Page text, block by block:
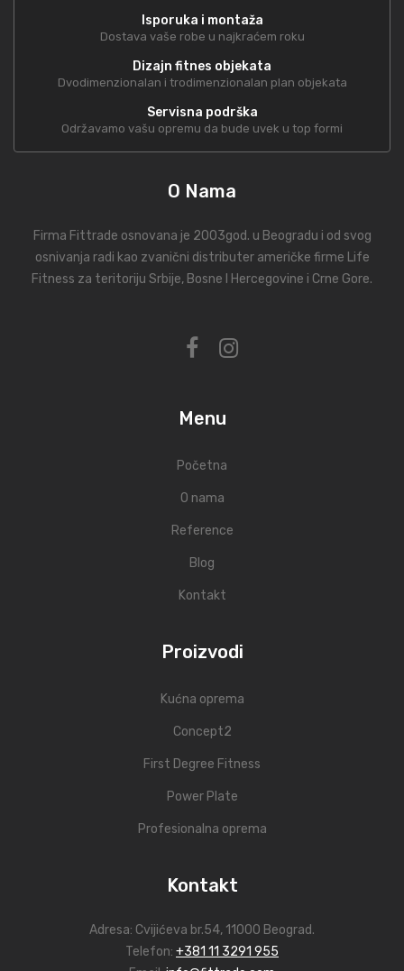
Isporuka i montaža
Dostava vaše robe u najkraćem roku
Dizajn fitnes objekata
Dvodimenzionalan i trodimenzionalan plan objekata
Servisna podrška
Održavamo vašu opremu da bude uvek u top formi
O Nama
Firma Fittrade osnovana je 2003god. u Beogradu i od svog
osnivanja radi kao zvanični distributer američke firme Life
Fitness za teritoriju Srbije, Bosne I Hercegovine i Crne Gore.
Menu
Početna
O nama
Reference
Blog
Kontakt
Proizvodi
Kućna oprema
Concept2
First Degree Fitness
Power Plate
Profesionalna oprema
Kontakt
Adresa: Cvijićeva br.54, 11000 Beograd.
Telefon: +381 11 3291 955